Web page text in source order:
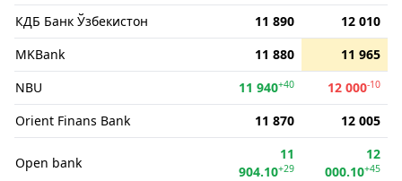
КДБ Банк Ўзбекистон
11 890
12 010
MKBank
11 880
11 965
NBU
11 940+40 12 000-10
Orient Finans Bank 11 870 12 005
Open bank
11
904.10+29
12
000.10+45